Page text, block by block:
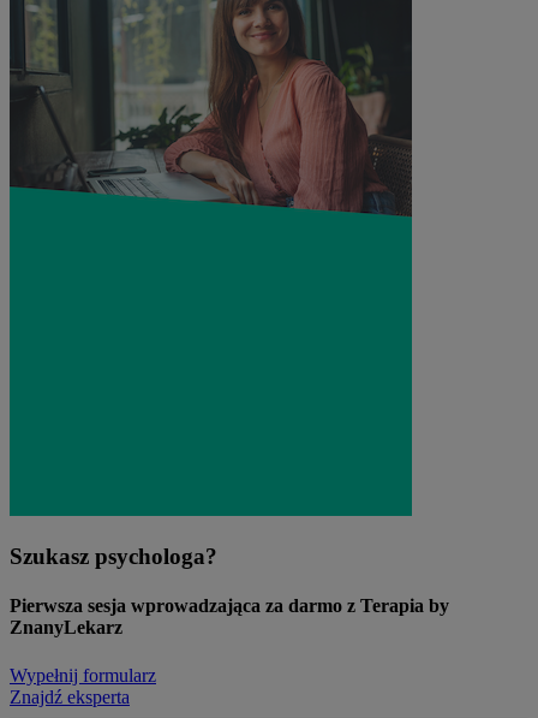
Szukasz psychologa?
Pierwsza sesja wprowadzająca za darmo z Terapia by
ZnanyLekarz
Wypełnij formularz
Znajdź eksperta